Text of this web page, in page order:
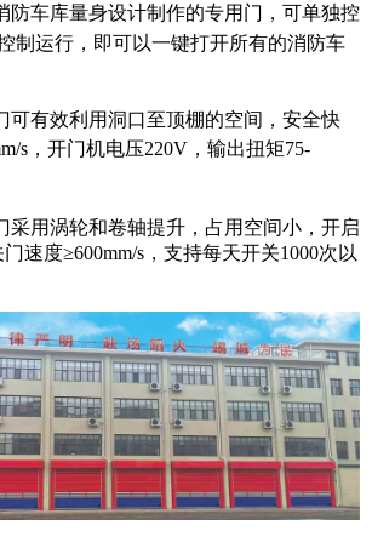
防车库量身设计制作的专用门，可单独控
制运行，即可以一键打开所有的消防车
可有效利用洞口至顶棚的空间，安全快
s， 开门机电压220V，输出扭矩75-
采用涡轮和卷轴提升，占用空间小，开启
门速度≥600mm/s，支持每天开关1000次以